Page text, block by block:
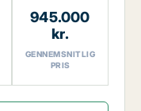
945.000
kr.
GENNEMSNITLIG
PRIS